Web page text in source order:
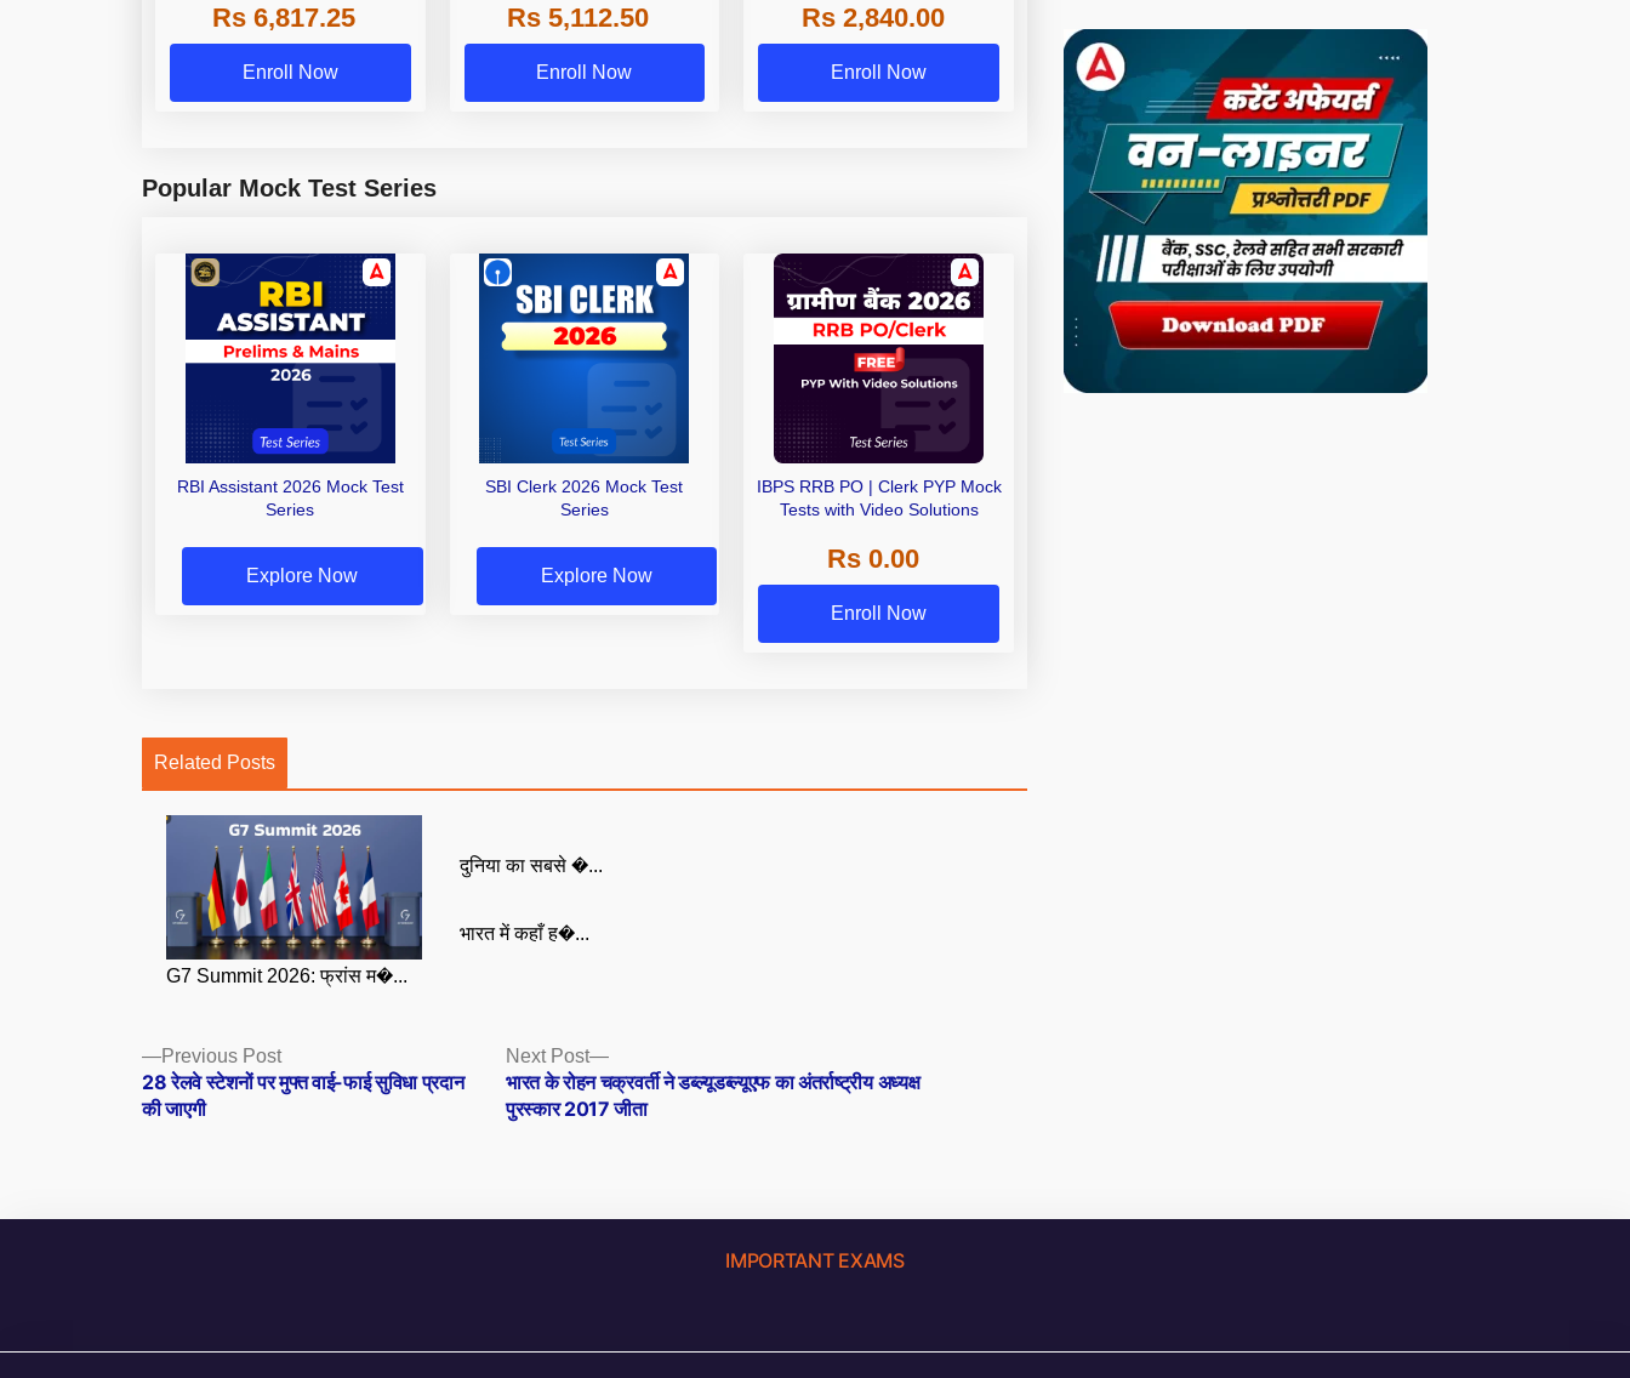
Rs 6,817.25
Enroll Now
Other Grade A & Grade B Bank
Exams
Rs 5,112.50
Enroll Now
Rs 2,840.00
Enroll Now
Popular Mock Test Series
RBI Assistant 2026 Mock Test
Series
Explore Now
SBI Clerk 2026 Mock Test
Series
Explore Now
IBPS RRB PO | Clerk PYP Mock
Tests with Video Solutions
Rs 0.00
Enroll Now
Related Posts
G7 Summit 2026: फ्रांस म�...
दुनिया का सबसे �...
भारत में कहाँ ह�...
Posts
navigation
Previous PostPrevious
post:
28 रेलवे स्टेशनों पर मुफ्त वाई-फाई सुविधा प्रदान
की जाएगी
Next Post
Next
post:
भारत के रोहन चक्रवर्ती ने डब्ल्यूडब्ल्यूएफ का अंतर्राष्ट्रीय अध्यक्ष
पुरस्कार 2017 जीता
IMPORTANT EXAMS